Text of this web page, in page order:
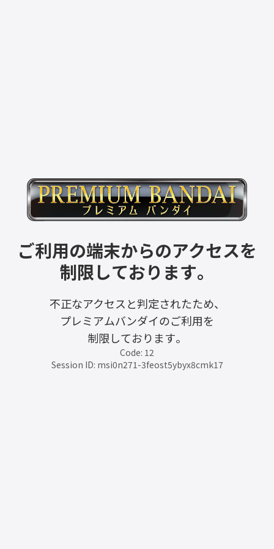
ご利用の端末からのアクセスを
制限しております。
不正なアクセスと判定されたため、
プレミアムバンダイのご利用を
制限しております。
Code: 12
Session ID: msi0n271-3feost5ybyx8cmk17